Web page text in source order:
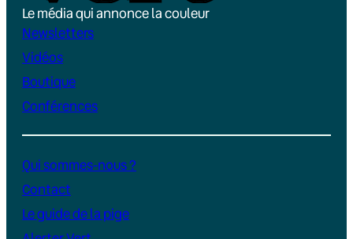
Le média qui annonce la couleur
Newsletters
Vidéos
Boutique
Conférences
Qui sommes-nous ?
Contact
Le guide de la pige